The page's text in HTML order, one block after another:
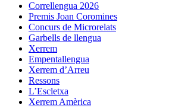
Correllengua 2026
Premis Joan Coromines
Concurs de Microrelats
Garbells de llengua
Xerrem
Empentallengua
Xerrem d’Arreu
Ressons
L’Escletxa
Xerrem Amèrica